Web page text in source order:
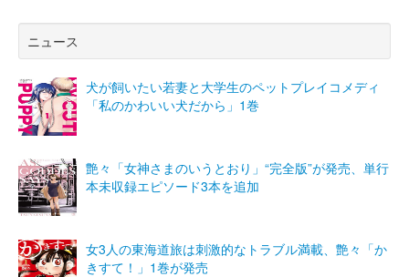
ニュース
犬が飼いたい若妻と大学生のペットプレイコメディ
「私のかわいい犬だから」1巻
艶々「女神さまのいうとおり」“完全版”が発売、単行
本未収録エピソード3本を追加
女3人の東海道旅は刺激的なトラブル満載、艶々「か
きすて！」1巻が発売